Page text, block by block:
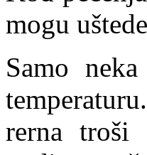
mogu
Samo
rerna troši